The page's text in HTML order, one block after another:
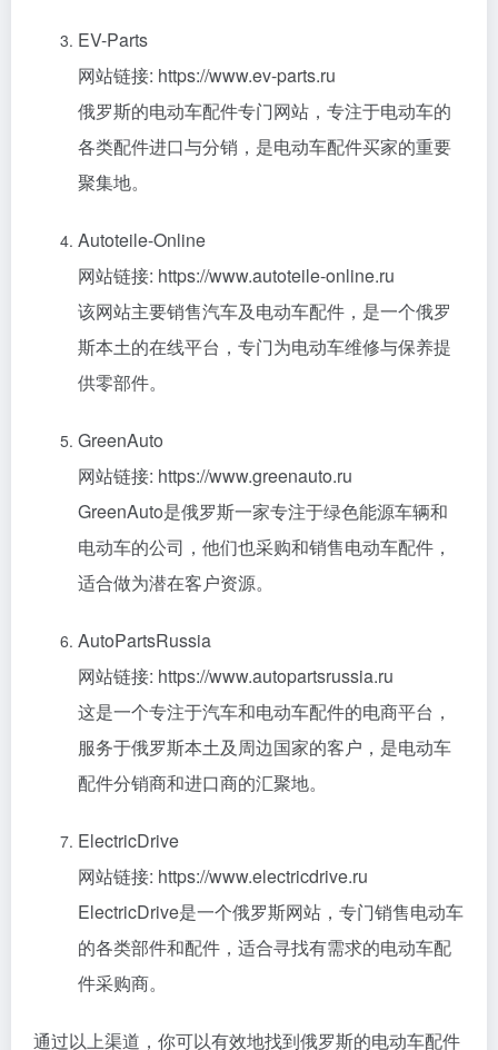
EV-Parts
网站链接: https://www.ev-parts.ru
俄罗斯的电动车配件专门网站，专注于电动车的
各类配件进口与分销，是电动车配件买家的重要
聚集地。
Autoteile-Online
网站链接: https://www.autoteile-online.ru
该网站主要销售汽车及电动车配件，是一个俄罗
斯本土的在线平台，专门为电动车维修与保养提
供零部件。
GreenAuto
网站链接: https://www.greenauto.ru
GreenAuto是俄罗斯一家专注于绿色能源车辆和
电动车的公司，他们也采购和销售电动车配件，
适合做为潜在客户资源。
AutoPartsRussia
网站链接: https://www.autopartsrussia.ru
这是一个专注于汽车和电动车配件的电商平台，
服务于俄罗斯本土及周边国家的客户，是电动车
配件分销商和进口商的汇聚地。
ElectricDrive
网站链接: https://www.electricdrive.ru
ElectricDrive是一个俄罗斯网站，专门销售电动车
的各类部件和配件，适合寻找有需求的电动车配
件采购商。
通过以上渠道，你可以有效地找到俄罗斯的电动车配件